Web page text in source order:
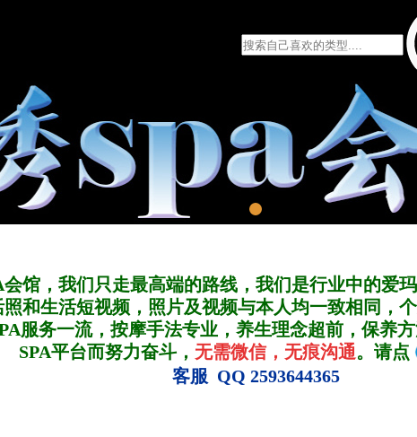
馆，我们只走最高端的路线，我们是行业中的爱
和生活短视频，照片及视频与本人均一致相同，
服务一流，按摩手法专业，养生理念超前，保养
SPA平台而努力奋斗， 无需微信，无痕沟通。请点
客服 QQ 2593644365